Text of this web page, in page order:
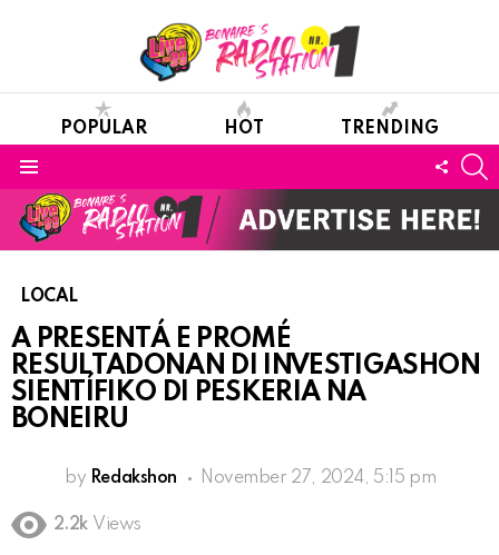
POPULAR HOT TRENDING
LOCAL
A PRESENTÁ E PROMÉ
RESULTADONAN DI INVESTIGASHON
SIENTÍFIKO DI PESKERIA NA
BONEIRU
by Redakshon November 27, 2024, 5:15 pm
2.2k Views